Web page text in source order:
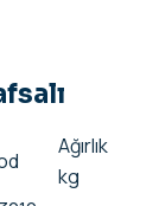
Ağırlık
kg